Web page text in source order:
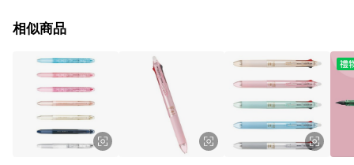
才享有回饋，點數將於廠商出貨後 30 天前後發送。 (2) 門市訂
導購資格。 (3) 使用九乘九APP下單，將無法獲得點數回饋。
相似商品